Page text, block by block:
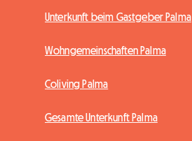
Unterkunft beim Gastgeber Palma
Wohngemeinschaften Palma
Coliving Palma
Gesamte Unterkunft Palma